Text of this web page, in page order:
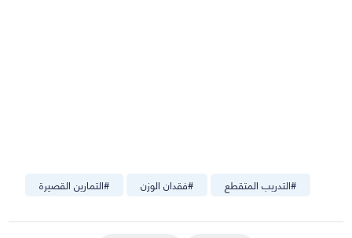
#التمارين القصيرة #فقدان الوزن #التدريب المتقطع